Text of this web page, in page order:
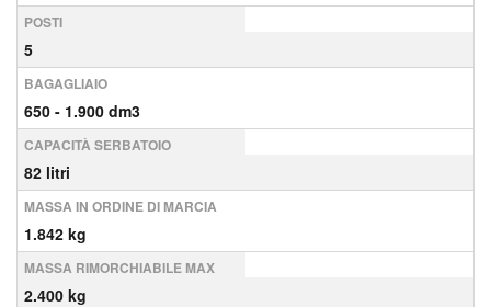
POSTI
5
BAGAGLIAIO
650 - 1.900 dm3
CAPACITÀ SERBATOIO
82 litri
MASSA IN ORDINE DI MARCIA
1.842 kg
MASSA RIMORCHIABILE MAX
2.400 kg